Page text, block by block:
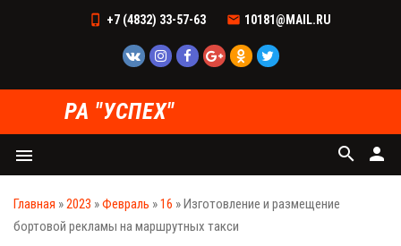
+7 (4832) 33-57-63 10181@MAIL.RU
РА "УСПЕХ"
menu person
search
Главная »2023 »Февраль »16 » Изготовление и размещение
бортовой рекламы на маршрутных такси